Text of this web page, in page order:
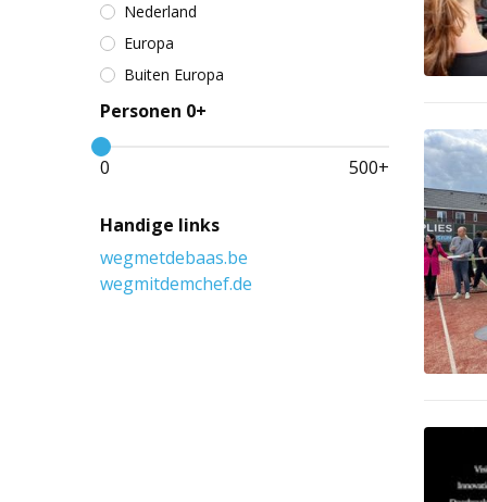
Nederland
Europa
Buiten Europa
Personen 0+
0 500+
Handige links
wegmetdebaas.be
wegmitdemchef.de